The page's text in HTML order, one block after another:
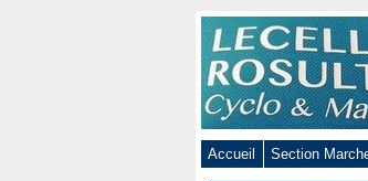
Accueil Section